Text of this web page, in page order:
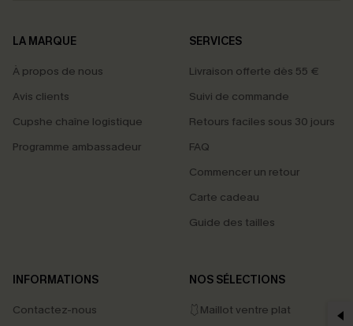
LA MARQUE
À propos de nous
Avis clients
Cupshe chaîne logistique
Programme ambassadeur
SERVICES
Livraison offerte dès 55 €
Suivi de commande
Retours faciles sous 30 jours
FAQ
Commencer un retour
Carte cadeau
Guide des tailles
INFORMATIONS
Contactez-nous
NOS SÉLECTIONS
🩱Maillot ventre plat
PROFITEZ DE -15%
-15% dès 2 Achetés par E-mail